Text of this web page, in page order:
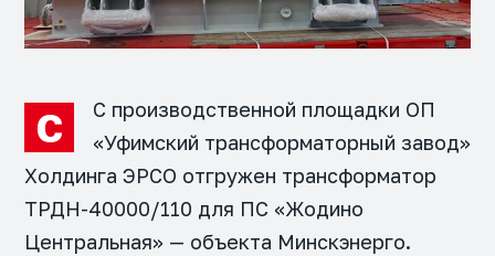
С
С производственной площадки ОП
«Уфимский трансформаторный завод»
Холдинга ЭРСО отгружен трансформатор
ТРДН-40000/110 для ПС «Жодино
Центральная» — объекта Минскэнерго.